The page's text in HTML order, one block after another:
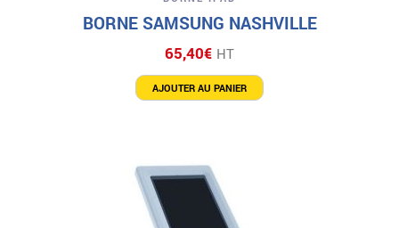
BORNE SAMSUNG NASHVILLE
65,40€ HT
AJOUTER AU PANIER